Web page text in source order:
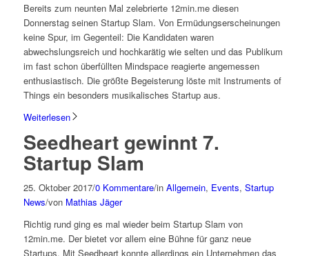
Bereits zum neunten Mal zelebrierte 12min.me diesen
Donnerstag seinen Startup Slam. Von Ermüdungserscheinungen
keine Spur, im Gegenteil: Die Kandidaten waren
abwechslungsreich und hochkarätig wie selten und das Publikum
im fast schon überfüllten Mindspace reagierte angemessen
enthusiastisch. Die größte Begeisterung löste mit Instruments of
Things ein besonders musikalisches Startup aus.
Weiterlesen
Seedheart gewinnt 7.
Startup Slam
25. Oktober 2017/0 Kommentare/in Allgemein, Events, Startup
News/von Mathias Jäger
Richtig rund ging es mal wieder beim Startup Slam von
12min.me. Der bietet vor allem eine Bühne für ganz neue
Startups. Mit Seedheart konnte allerdings ein Unternehmen das